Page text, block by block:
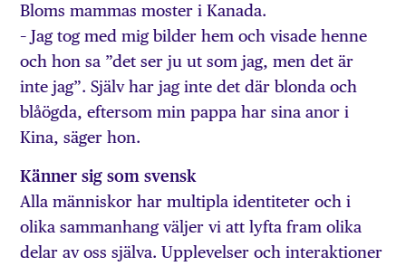
Bloms mammas moster i Kanada.
– Jag tog med mig bilder hem och visade henne
och hon sa ”det ser ju ut som jag, men det är
inte jag”. Själv har jag inte det där blonda och
blåögda, eftersom min pappa har sina anor i
Kina, säger hon.
Känner sig som svensk
Alla människor har multipla identiteter och i
olika sammanhang väljer vi att lyfta fram olika
delar av oss själva. Upplevelser och interaktioner